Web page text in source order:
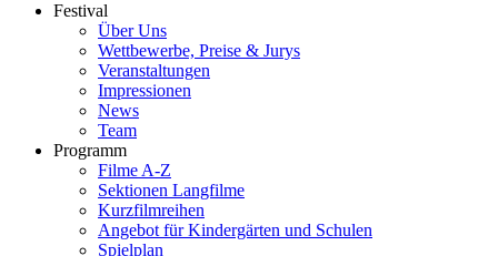
Festival
Über Uns
Wettbewerbe, Preise & Jurys
Veranstaltungen
Impressionen
News
Team
Programm
Filme A-Z
Sektionen Langfilme
Kurzfilmreihen
Angebot für Kindergärten und Schulen
Spielplan